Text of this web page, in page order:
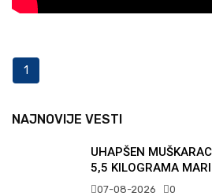
1
NAJNOVIJE VESTI
UHAPŠEN
5,5 KILOGRAMA
07-08-2026 0